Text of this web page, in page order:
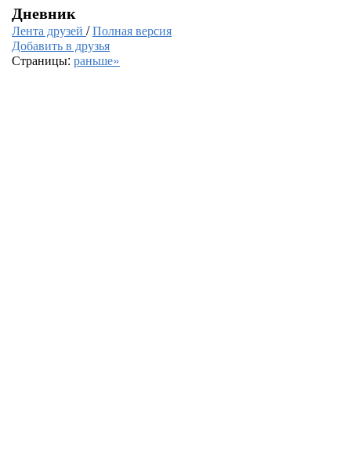
Дневник
Лента друзей /Полная версия
Добавить в друзья
Страницы: раньше»